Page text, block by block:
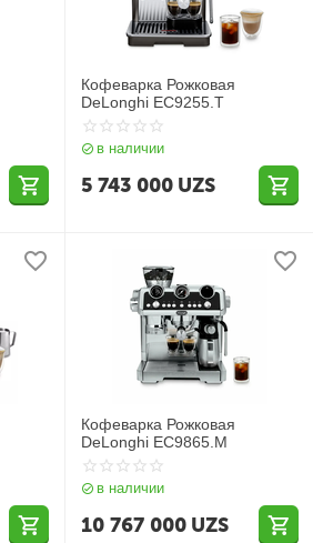
Кофеварка Рожковая
DeLonghi EC9255.T
в наличии
5 743 000 UZS
Кофеварка Рожковая
DeLonghi EC9865.M
в наличии
10 767 000 UZS